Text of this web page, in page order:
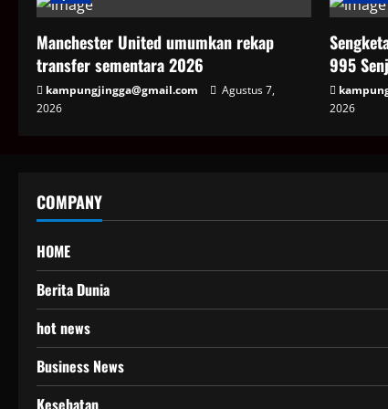
Manchester United umumkan rekap
transfer sementara 2026
kampungjingga@gmail.com
Agustus 7,
2026
995
2026
COMPANY
HOME
Berita Dunia
hot news
Business News